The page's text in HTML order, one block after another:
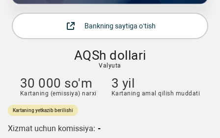
Bankning saytiga o‘tish
AQSh dollari
Valyuta
30 000 so'm
Kartaning (emissiya) narxi
3 yil
Kartaning amal qilish muddati
Kartaning yetkazib berilishi
Xizmat uchun komissiya: -